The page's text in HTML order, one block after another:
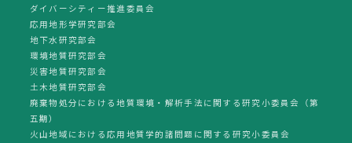
ダイバーシティー推進委員会
応用地形学研究部会
地下水研究部会
環境地質研究部会
災害地質研究部会
土木地質研究部会
廃棄物処分における地質環境・解析手法に関する研究小委員会（第
五期）
火山地域における応用地質学的諸問題に関する研究小委員会